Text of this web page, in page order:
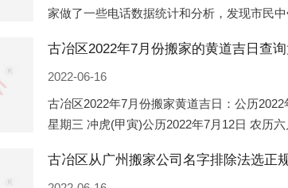
家做了一些电话数据统计和分析，发现市民
最多的，网上QQ微
2022-06-16
古冶区2022年7月份搬家黄道吉日：公历2022
星期三 冲虎(甲寅)公历2022年7月12日 农历
古冶区从广州搬家公司名字排除法选正